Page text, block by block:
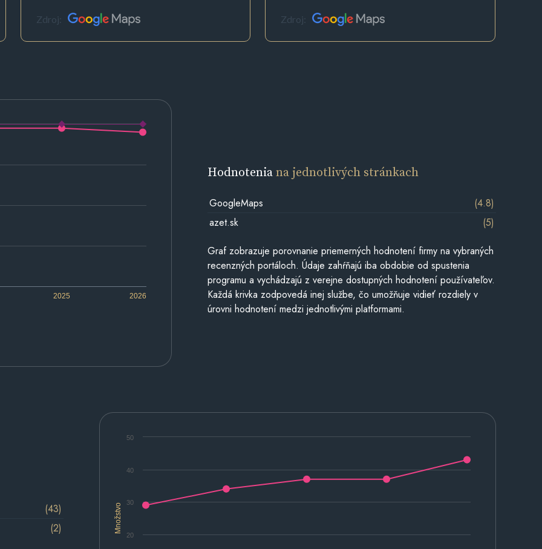
Zdroj: Zdroj:
2025 2026
Hodnoteniana jednotlivých stránkach
GoogleMaps
(4.8)
azet.sk
(5)
Graf zobrazuje porovnanie priemerných hodnotení firmy na vybraných
recenzných portáloch. Údaje zahŕňajú iba obdobie od spustenia
programu a vychádzajú z verejne dostupných hodnotení používateľov.
Každá krivka zodpovedá inej službe, čo umožňuje vidieť rozdiely v
úrovni hodnotení medzi jednotlivými platformami.
Množstvo
20
30
40
50
(43)
(2)